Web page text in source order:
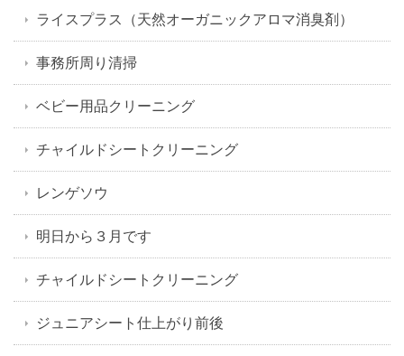
ライスプラス（天然オーガニックアロマ消臭剤）
事務所周り清掃
ベビー用品クリーニング
チャイルドシートクリーニング
レンゲソウ
明日から３月です
チャイルドシートクリーニング
ジュニアシート仕上がり前後